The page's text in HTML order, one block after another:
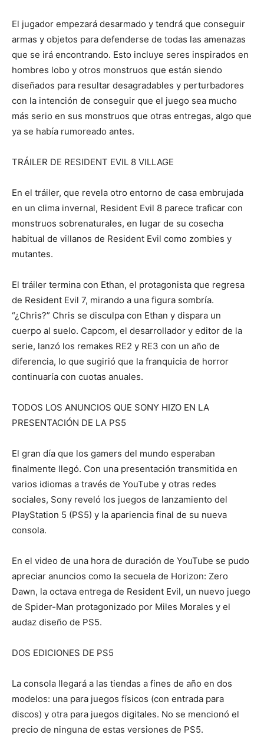
El jugador empezará desarmado y tendrá que conseguir
armas y objetos para defenderse de todas las amenazas
que se irá encontrando. Esto incluye seres inspirados en
hombres lobo y otros monstruos que están siendo
diseñados para resultar desagradables y perturbadores
con la intención de conseguir que el juego sea mucho
más serio en sus monstruos que otras entregas, algo que
ya se había rumoreado antes.
TRÁILER DE RESIDENT EVIL 8 VILLAGE
En el tráiler, que revela otro entorno de casa embrujada
en un clima invernal, Resident Evil 8 parece traficar con
monstruos sobrenaturales, en lugar de su cosecha
habitual de villanos de Resident Evil como zombies y
mutantes.
El tráiler termina con Ethan, el protagonista que regresa
de Resident Evil 7, mirando a una figura sombría.
“¿Chris?” Chris se disculpa con Ethan y dispara un
cuerpo al suelo. Capcom, el desarrollador y editor de la
serie, lanzó los remakes RE2 y RE3 con un año de
diferencia, lo que sugirió que la franquicia de horror
continuaría con cuotas anuales.
TODOS LOS ANUNCIOS QUE SONY HIZO EN LA
PRESENTACIÓN DE LA PS5
El gran día que los gamers del mundo esperaban
finalmente llegó. Con una presentación transmitida en
varios idiomas a través de YouTube y otras redes
sociales, Sony reveló los juegos de lanzamiento del
PlayStation 5 (PS5) y la apariencia final de su nueva
consola.
En el video de una hora de duración de YouTube se pudo
apreciar anuncios como la secuela de Horizon: Zero
Dawn, la octava entrega de Resident Evil, un nuevo juego
de Spider-Man protagonizado por Miles Morales y el
audaz diseño de PS5.
DOS EDICIONES DE PS5
La consola llegará a las tiendas a fines de año en dos
modelos: una para juegos físicos (con entrada para
discos) y otra para juegos digitales. No se mencionó el
precio de ninguna de estas versiones de PS5.